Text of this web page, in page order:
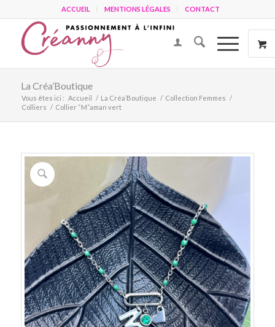
ACCUEIL MENTIONS LÉGALES CONTACT
La Créa’Boutique
Vous êtes ici : Accueil / La Créa’Boutique / Collection Femmes /
Colliers / Collier “M”aman vert